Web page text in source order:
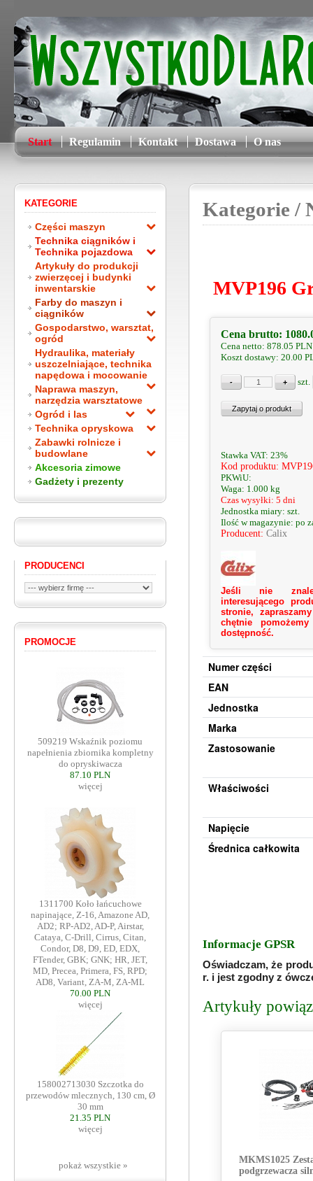
Start Regulamin Kontakt Dostawa O nas
KATEGORIE
Części maszyn
Technika ciągników i
Technika pojazdowa
Artykuły do produkcji
zwierzęcej i budynki
inwentarskie
Farby do maszyn i
ciągników
Gospodarstwo, warsztat,
ogród
Hydraulika, materiały
uszczelniające, technika
napędowa i mocowanie
Naprawa maszyn,
narzędzia warsztatowe
Ogród i las
Technika opryskowa
Zabawki rolnicze i
budowlane
Akcesoria zimowe
Gadżety i prezenty
PRODUCENCI
PROMOCJE
509219 Wskaźnik poziomu
napełnienia zbiornika kompletny
do opryskiwacza
87.10 PLN
więcej
1311700 Koło łańcuchowe
napinające, Z-16, Amazone AD,
AD2; RP-AD2, AD-P, Airstar,
Cataya, C-Drill, Cirrus, Citan,
Condor, D8, D9, ED, EDX,
FTender, GBK; GNK; HR, JET,
MD, Precea, Primera, FS, RPD;
AD8, Variant, ZA-M, ZA-ML
70.00 PLN
więcej
158002713030 Szczotka do
przewodów mlecznych, 130 cm, Ø
30 mm
21.35 PLN
więcej
pokaż wszystkie »
Kategorie /
MVP196
Cena brutto:
Cena netto: 878.05 PLN
Koszt dostawy: 20.00
szt.
Stawka VAT: 23%
Kod produktu:
PKWiU:
Waga: 1.000 kg
Czas wysyłki: 5 dni
Jednostka miary: szt.
Ilość w magazynie: po
Producent: Calix
Jeśli nie
interesującego
stronie,
chętnie
dostępność.
Numer części
EAN
Jednostka
Marka
Zastosowanie
Właściwości
Napięcie
Średnica całkowita
Informacje GPSR
Oświadczam, że
r. i jest zgodny z
Artykuły
MKMS1025
podgrzewacza